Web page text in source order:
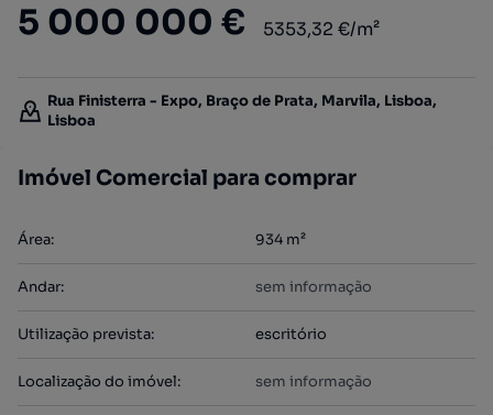
5 000 000 € 5353,32 €/m²
Rua Finisterra - Expo, Braço de Prata, Marvila, Lisboa,
Lisboa
Imóvel Comercial para comprar
Área: 934 m²
Andar: sem informação
Utilização prevista: escritório
Localização do imóvel: sem informação